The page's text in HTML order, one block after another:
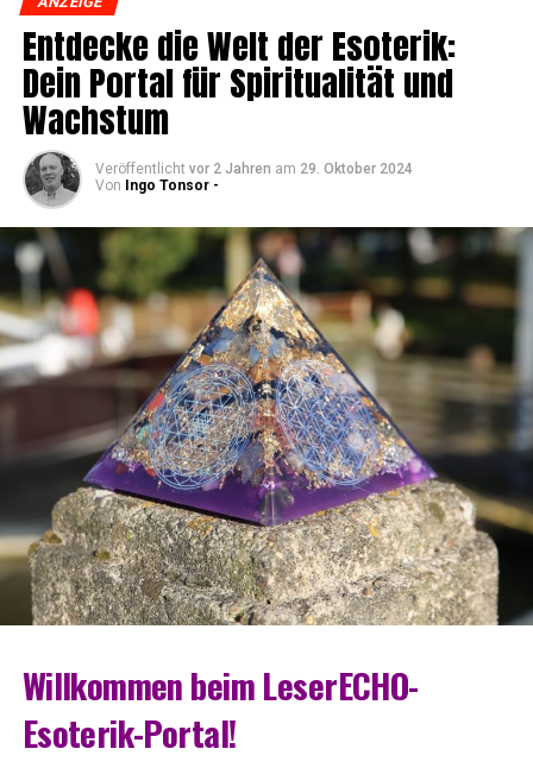
Ent­de­cke die Welt der Eso­te­rik:
Dein Por­tal für Spi­ri­tua­li­tät und
Wachstum
Veröffentlicht vor 2 Jahren am 29. Oktober 2024
Von
Ingo Tonsor -
Will­kom­men beim LeserECHO-
Esoterik-Portal!